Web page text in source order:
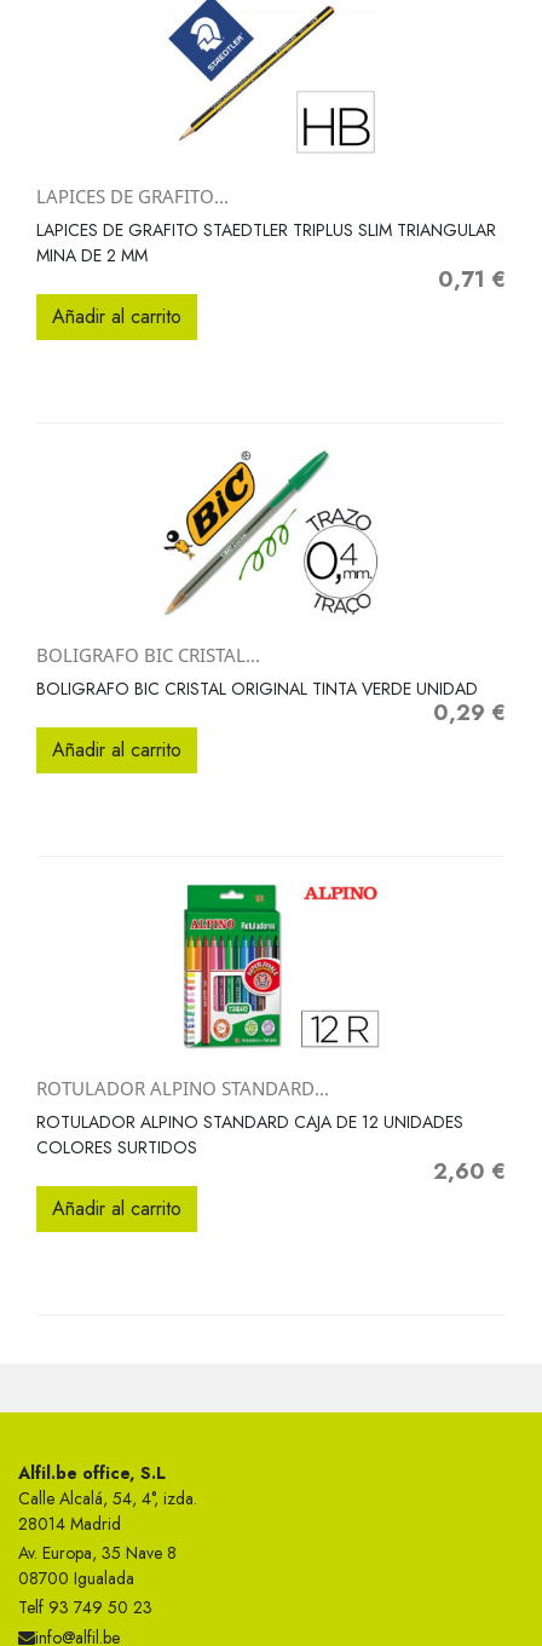
LAPICES DE GRAFITO...
LAPICES DE GRAFITO STAEDTLER TRIPLUS SLIM TRIANGULAR
MINA DE 2 MM
Precio
0,71 €
Añadir al carrito
BOLIGRAFO BIC CRISTAL...
BOLIGRAFO BIC CRISTAL ORIGINAL TINTA VERDE UNIDAD
Precio
0,29 €
Añadir al carrito
ROTULADOR ALPINO STANDARD...
ROTULADOR ALPINO STANDARD CAJA DE 12 UNIDADES
COLORES SURTIDOS
Precio
2,60 €
Añadir al carrito
Alfil.be office, S.L
Calle Alcalá, 54, 4°, izda.
28014 Madrid
Av. Europa, 35 Nave 8
08700 Igualada
Telf 93 749 50 23
info@alfil.be